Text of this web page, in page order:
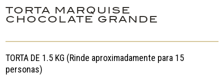
TORTA MARQUISE
CHOCOLATE GRANDE
TORTA DE 1.5 KG (Rinde aproximadamente para 15
personas)